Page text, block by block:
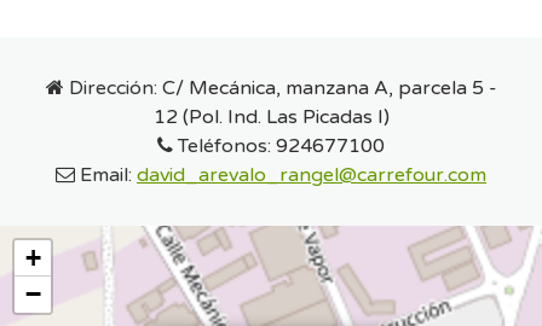
Dirección: C/ Mecánica, manzana A, parcela 5 -
12 (Pol. Ind. Las Picadas I)
Teléfonos: 924677100
Email: david_arevalo_rangel@carrefour.com
+
−